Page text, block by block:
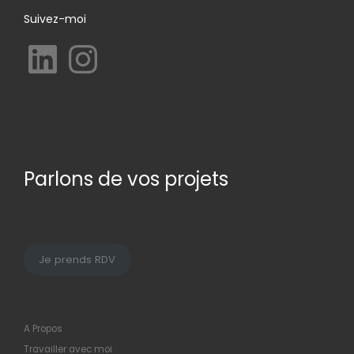
Suivez-moi
LinkedIn Instagram
Parlons de vos projets
Je prends RDV
A Propos
Travailler avec moi